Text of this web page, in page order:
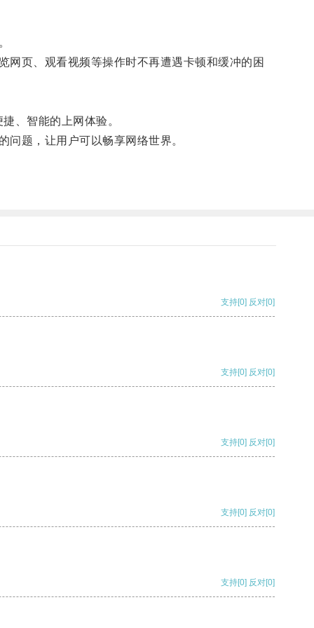
页、观看视频等操作时不再遭遇卡顿和缓冲的困
、智能的上网体验。
题，让用户可以畅享网络世界。
支持[0] 反对[0]
支持[0] 反对[0]
支持[0] 反对[0]
支持[0] 反对[0]
支持[0] 反对[0]